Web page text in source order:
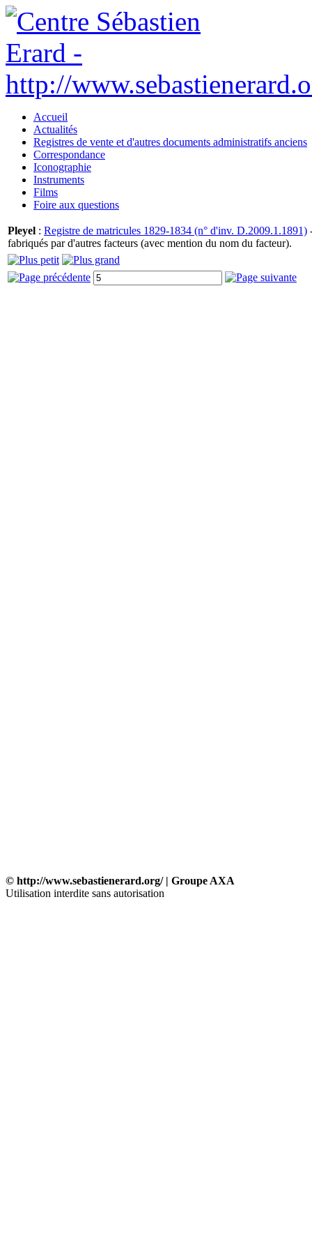
Accueil
Actualités
Registres de vente et d'autres documents administratifs anciens
Correspondance
Iconographie
Instruments
Films
Foire aux questions
Pleyel : Registre de matricules 1829-1834 (n° d'inv. D.2009.1.1891)
fabriqués par d'autres facteurs (avec mention du nom du facteur).
© http://www.sebastienerard.org/ | Groupe AXA
Utilisation interdite sans autorisation